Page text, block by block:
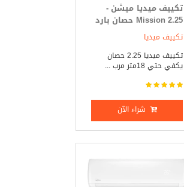
تكييف ميديا ميشن -
Mission 2.25 حصان بارد
_ ساخن
تكييف ميديا
تكييف ميديا 2.25 حصان
يكفي حتي 18متر مرب ...
شراء الآن